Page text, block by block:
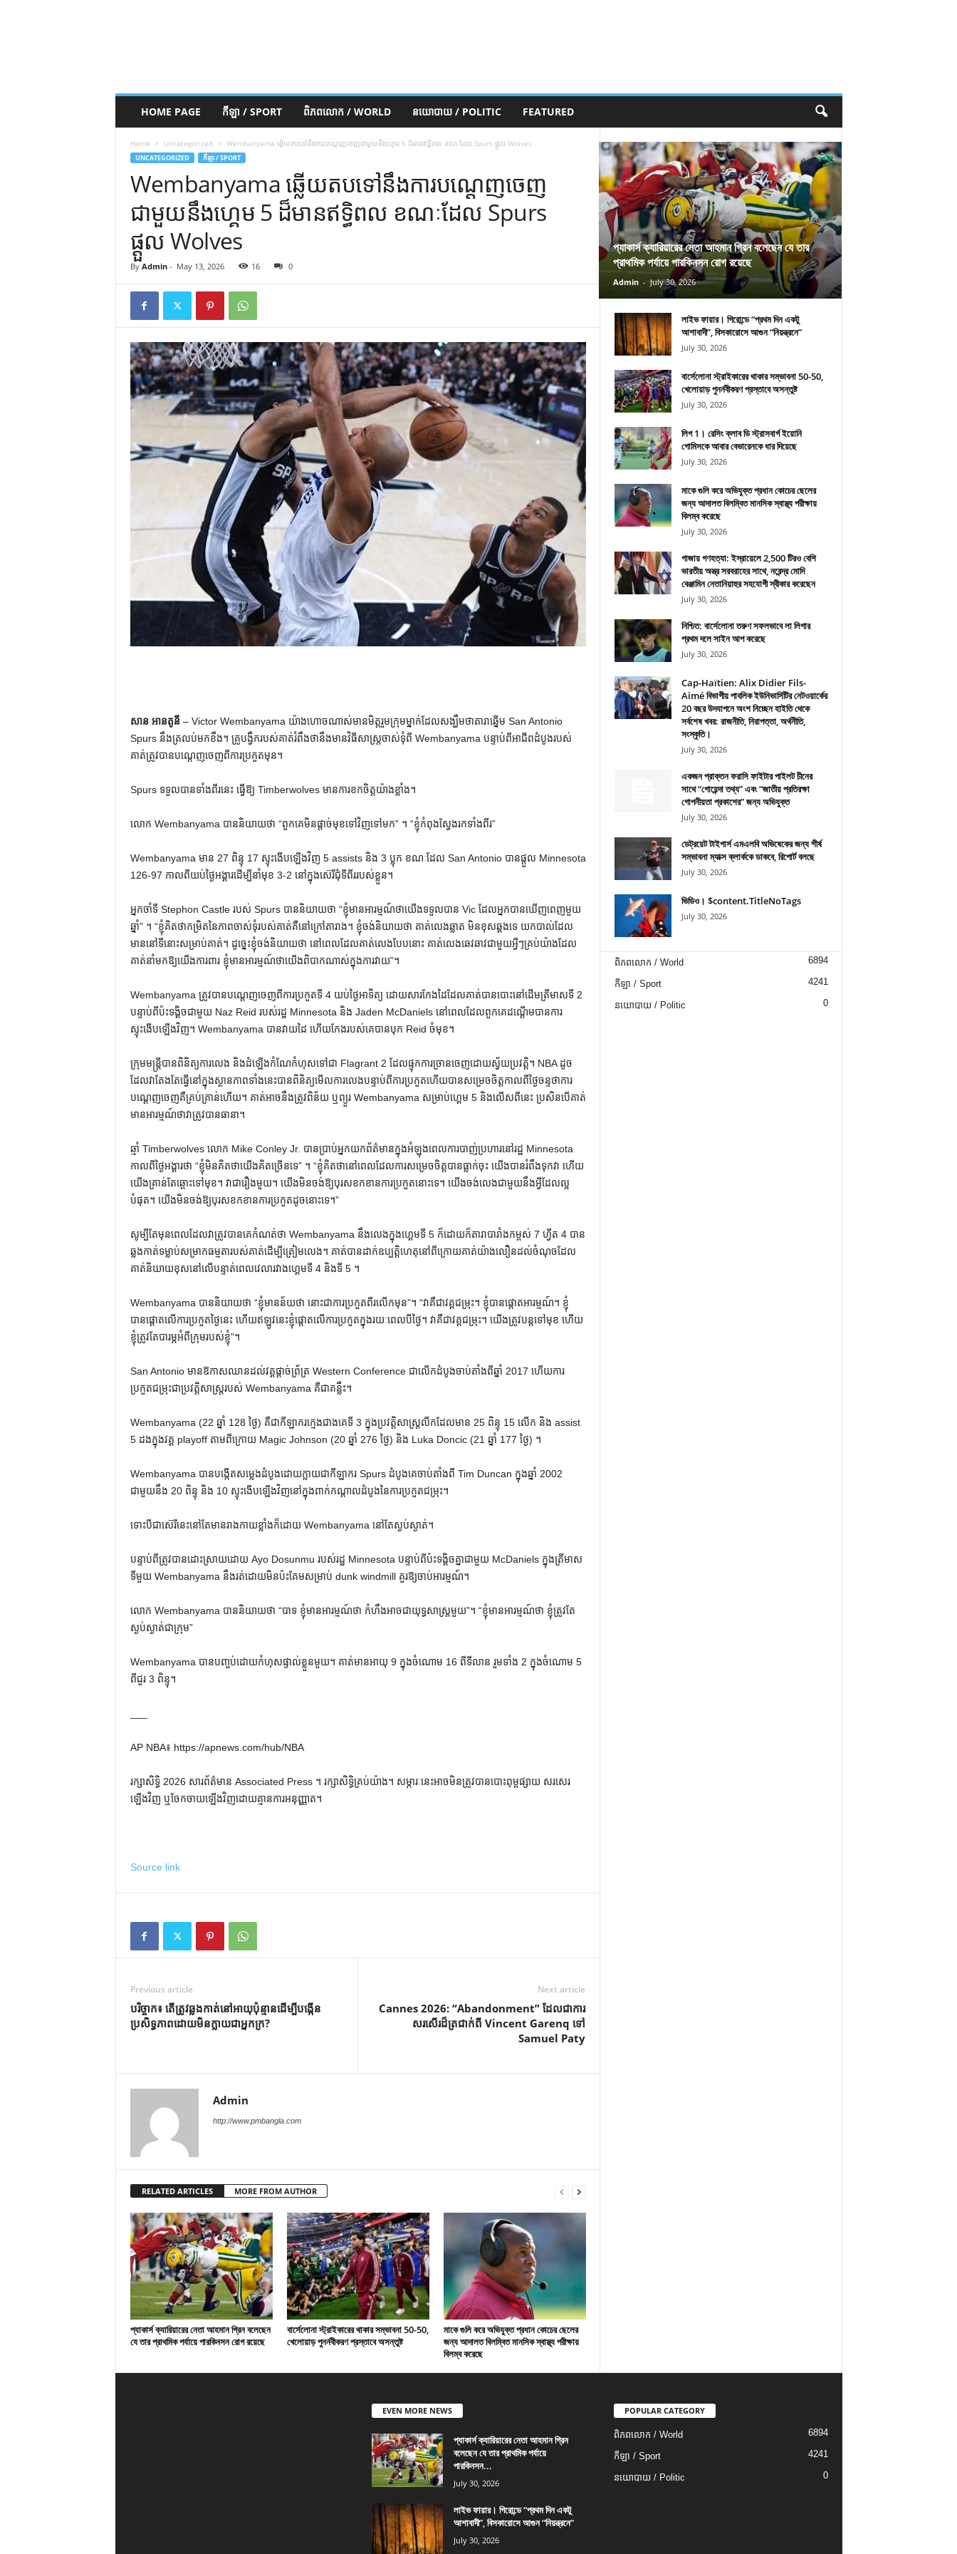
HOME PAGE កីឡា / SPORT ពិភពលោក / WORLD នយោបាយ / POLITIC FEATURED
Home Uncategorized Wembanyama ឆ្លើយតបទៅនឹងការបណ្តេញចេញជាមួយនឹងហ្គេម 5 ដ៏មានឥទ្ធិពល ខណៈដែល Spurs ផ្តួល Wolves
UNCATEGORIZED កីឡា / SPORT
Wembanyama ឆ្លើយតបទៅនឹងការបណ្តេញចេញ
ជាមួយនឹងហ្គេម 5 ដ៏មានឥទ្ធិពល ខណៈដែល Spurs
ផ្តួល Wolves
By Admin- May 13, 2026 16 0
សាន អានតូនី– Victor Wembanyama យ៉ាងហោចណាស់មានមិត្តរួមក្រុមម្នាក់ដែលសង្ឃឹមថាតារាឆ្នើម San Antonio
Spurs នឹងត្រលប់មកខឹង។ គ្រូបង្វឹករបស់គាត់រំពឹងថានឹងមានវិធីសាស្រ្តចាស់ទុំពី Wembanyama បន្ទាប់ពីអាជីពដំបូងរបស់
គាត់ត្រូវបានបណ្តេញចេញពីការប្រកួតមុន។
Spurs ទទួលបានទាំងពីរនេះ ធ្វើឱ្យ Timberwolves មានការខកចិត្តយ៉ាងខ្លាំង។
លោក Wembanyama បាននិយាយថា “ពួកគេមិនផ្តាច់មុខទៅវិញទៅមក” ។ “ខ្ញុំកំពុងស្វែងរកទាំងពីរ”
Wembanyama មាន 27 ពិន្ទុ 17 ស្ទុះងើបឡើងវិញ 5 assists និង 3 ប្លុក ខណៈដែល San Antonio បានផ្តួល Minnesota
126-97 កាលពីយប់ថ្ងៃអង្គារដើម្បីនាំមុខ 3-2 នៅក្នុងស៊េរីជុំទីពីររបស់ខ្លួន។
អ្នកចាំទី Stephon Castle របស់ Spurs បាននិយាយថា “ខ្ញុំមានអារម្មណ៍ថាយើងទទួលបាន Vic ដែលអ្នកបានឃើញពេញមួយ
ឆ្នាំ” ។ “ខ្ញុំគិតថាកម្រិតនៃភាពចាស់ទុំរបស់គាត់គឺនៅក្រៅតារាង។ ខ្ញុំចង់និយាយថា គាត់លេងឆ្លាត មិនខុសឆ្គងទេ យកបាល់ដែល
មាននៅទីនោះសម្រាប់គាត់។ ដូច្នេះខ្ញុំចង់និយាយថា នៅពេលដែលគាត់លេងបែបនោះ គាត់លេងឆេវឆាវជាមួយអ្វីៗគ្រប់យ៉ាងដែល
គាត់នាំមកឱ្យយើងការពារ ខ្ញុំមានអារម្មណ៍ថាយើងពិបាកណាស់ក្នុងការវាយ”។
Wembanyama ត្រូវបានបណ្តេញចេញពីការប្រកួតទី 4 យប់ថ្ងៃអាទិត្យ ដោយសារកែងដៃដែលគាត់បានបោះនៅដើមត្រីមាសទី 2
បន្ទាប់ពីប៉ះទង្គិចជាមួយ Naz Reid របស់រដ្ឋ Minnesota និង Jaden McDaniels នៅពេលដែលពួកគេដណ្តើមបានការ
ស្ទុះងើបឡើងវិញ។ Wembanyama បាន​វាយ​ដៃ ហើយ​កែង​របស់​គេ​បាន​បុក Reid ចំមុខ។
ក្រុមមន្ត្រីបានពិនិត្យការលេង និងដំឡើងកំណែកំហុសទៅជា Flagrant 2 ដែលផ្ទុកការច្រានចេញដោយស្វ័យប្រវត្តិ។ NBA ដូច
ដែលវាតែងតែធ្វើនៅក្នុងស្ថានភាពទាំងនេះបានពិនិត្យមើលការលេងបន្ទាប់ពីការប្រកួតហើយបានសម្រេចចិត្តកាលពីថ្ងៃចន្ទថាការ
បណ្តេញចេញគឺគ្រប់គ្រាន់ហើយ។ គាត់អាចនឹងត្រូវពិន័យ ឬព្យួរ Wembanyama សម្រាប់ហ្គេម 5 និងលើសពីនេះ ប្រសិនបើគាត់
មានអារម្មណ៍ថាវាត្រូវបានធានា។
ឆ្មាំ Timberwolves លោក Mike Conley Jr. បានប្រាប់អ្នកយកព័ត៌មានក្នុងអំឡុងពេលការបាញ់ប្រហារនៅរដ្ឋ Minnesota
កាលពីថ្ងៃអង្គារថា “ខ្ញុំមិនគិតថាយើងគិតច្រើនទេ” ។ “ខ្ញុំគិតថានៅពេលដែលការសម្រេចចិត្តបានធ្លាក់ចុះ យើងបានរំពឹងទុកវា ហើយ
យើងគ្រាន់តែឆ្ពោះទៅមុខ។ វាជារឿងមួយ។ យើងមិនចង់ឱ្យបុរសខកខានការប្រកួតនោះទេ។ យើងចង់លេងជាមួយនឹងអ្វីដែលល្អ
បំផុត។ យើងមិនចង់ឱ្យបុរសខកខានការប្រកួតដូចនោះទេ។”
សូម្បីតែមុនពេលដែលវាត្រូវបានគេកំណត់ថា Wembanyama នឹងលេងក្នុងហ្គេមទី 5 ក៏ដោយក៏តារាបារាំងកម្ពស់ 7 ហ្វីត 4 បាន
ឆ្លងកាត់ទម្លាប់សម្រាកធម្មតារបស់គាត់ដើម្បីត្រៀមលេង។ គាត់​បាន​ដាក់​ឧប្បត្តិហេតុ​នៅ​ពី​ក្រោយ​គាត់​យ៉ាង​លឿន​ដល់​ចំណុច​ដែល​
គាត់​និយាយ​ខុស​នៅ​លើ​បន្ទាត់​ពេលវេលា​រវាង​ហ្គេម​ទី 4 និង​ទី 5 ។
Wembanyama បាននិយាយថា “ខ្ញុំមានន័យថា នោះជាការប្រកួតពីរលើកមុន”។ “វាគឺជាវគ្គជម្រុះ។ ខ្ញុំបានផ្តោតអារម្មណ៍។ ខ្ញុំ
បានផ្តោតលើការប្រកួតថ្ងៃនេះ ហើយឥឡូវនេះខ្ញុំផ្តោតលើការប្រកួតក្នុងរយៈពេលបីថ្ងៃ។ វាគឺជាវគ្គជម្រុះ។ យើងត្រូវបន្តទៅមុខ ហើយ
ខ្ញុំត្រូវតែបារម្ភអំពីក្រុមរបស់ខ្ញុំ”។
San Antonio មានឱកាសឈានដល់វគ្គផ្តាច់ព្រ័ត្រ Western Conference ជាលើកដំបូងចាប់តាំងពីឆ្នាំ 2017 ហើយការ
ប្រកួតជម្រុះជាប្រវត្តិសាស្ត្ររបស់ Wembanyama គឺជាគន្លឹះ។
Wembanyama (22 ឆ្នាំ 128 ថ្ងៃ) គឺជាកីឡាករក្មេងជាងគេទី 3 ក្នុងប្រវត្តិសាស្ត្រលីកដែលមាន 25 ពិន្ទុ 15 លើក និង assist
5 ដងក្នុងវគ្គ playoff តាមពីក្រោយ Magic Johnson (20 ឆ្នាំ 276 ថ្ងៃ) និង Luka Doncic (21 ឆ្នាំ 177 ថ្ងៃ) ។
Wembanyama បានបង្កើតសម្លេងដំបូងដោយក្លាយជាកីឡាករ Spurs ដំបូងគេចាប់តាំងពី Tim Duncan ក្នុងឆ្នាំ 2002
ជាមួយនឹង 20 ពិន្ទុ និង 10 ស្ទុះងើបឡើងវិញនៅក្នុងពាក់កណ្តាលដំបូងនៃការប្រកួតជម្រុះ។
ទោះបីជាស៊េរីនេះនៅតែមានរាងកាយខ្លាំងក៏ដោយ Wembanyama នៅតែស្ងប់ស្ងាត់។
បន្ទាប់ពីត្រូវបានដោះស្រាយដោយ Ayo Dosunmu របស់រដ្ឋ Minnesota បន្ទាប់ពីប៉ះទង្គិចគ្នាជាមួយ McDaniels ក្នុងត្រីមាស
ទីមួយ Wembanyama នឹងរត់ដោយមិនប៉ះគែមសម្រាប់ dunk windmill គួរឱ្យចាប់អារម្មណ៍។
លោក Wembanyama បាននិយាយថា “បាទ ខ្ញុំមានអារម្មណ៍ថា កំហឹងអាចជាយុទ្ធសាស្ត្រមួយ”។ “ខ្ញុំមានអារម្មណ៍ថា ខ្ញុំត្រូវតែ
ស្ងប់ស្ងាត់ជាក្រុម”
Wembanyama បានបញ្ចប់ដោយកំហុសផ្ទាល់ខ្លួនមួយ។ គាត់មានអាយុ 9 ក្នុងចំណោម 16 ពីទីលាន រួមទាំង 2 ក្នុងចំណោម 5
ពីជួរ 3 ពិន្ទុ។
AP NBA៖ https://apnews.com/hub/NBA
រក្សាសិទ្ធិ 2026 សារព័ត៌មាន Associated Press ។ រក្សាសិទ្ធិគ្រប់យ៉ាង។ សម្ភារៈនេះអាចមិនត្រូវបានបោះពុម្ពផ្សាយ សរសេរ
ឡើងវិញ ឬចែកចាយឡើងវិញដោយគ្មានការអនុញ្ញាត។
Source link
Previous article
បរិច្ចាក៖ តើ​ត្រូវ​ឆ្លង​កាត់​នៅ​អាយុ​ប៉ុន្មាន​ដើម្បី​បង្កើន​
ប្រសិទ្ធភាព​ដោយ​មិន​ក្លាយ​ជា​អ្នក​ក្រ?
Next article
Cannes 2026: “Abandonment” ដែលជាការ
សរសើរដ៏ត្រជាក់ពី Vincent Garenq ទៅ
Samuel Paty
Admin
http://www.pmbangla.com
RELATED ARTICLES MORE FROM AUTHOR
প্যাকার্স ক্যারিয়ারের নেতা আহমান গ্রিন বলেছেন
যে তার প্রাথমিক পর্যায়ে পারকিনসন রোগ রয়েছে
বার্সেলোনা স্ট্রাইকারের থাকার সম্ভাবনা 50-50,
খেলোয়াড় পুনর্নবীকরণ প্রস্তাবে অসন্তুষ্ট
মাকে গুলি করে অভিযুক্ত প্রধান কোচের ছেলের
জন্য আদালত বিলম্বিত মানসিক স্বাস্থ্য পরীক্ষায়
বিলম্ব করেছে
প্যাকার্স ক্যারিয়ারের নেতা আহমান গ্রিন বলেছেন যে তার
প্রাথমিক পর্যায়ে পারকিনসন রোগ রয়েছে
Admin - July 30, 2026
লাইভ ফায়ার। গিরোন্ডে “প্রথম দিন একটু
আশাবাদী”, বিসকারোসে আগুন “নিয়ন্ত্রনে”
July 30, 2026
বার্সেলোনা স্ট্রাইকারের থাকার সম্ভাবনা 50-50,
খেলোয়াড় পুনর্নবীকরণ প্রস্তাবে অসন্তুষ্ট
July 30, 2026
লিগ 1। রেসিং ক্লাব ডি স্ট্রাসবার্গ ইয়োনি
গোমিসকে আবার বেভারেনকে ধার দিয়েছে
July 30, 2026
মাকে গুলি করে অভিযুক্ত প্রধান কোচের ছেলের
জন্য আদালত বিলম্বিত মানসিক স্বাস্থ্য পরীক্ষায়
বিলম্ব করেছে
July 30, 2026
গাজায় গণহত্যা: ইস্রায়েলে 2,500 টিরও বেশি
ভারতীয় অস্ত্র সরবরাহের সাথে, নরেন্দ্র মোদি
বেঞ্জামিন নেতানিয়াহুর সহযোগী স্বীকার করেছেন
July 30, 2026
নিশ্চিত: বার্সেলোনা তরুণ সফলভাবে লা লিগার
প্রথম দলে সাইন আপ করেছে
July 30, 2026
Cap-Haïtien: Alix Didier Fils-
Aimé বিভাগীয় পাবলিক ইউনিভার্সিটির নেটওয়ার্কের
20 বছর উদযাপনে অংশ নিচ্ছেন হাইতি থেকে
সর্বশেষ খবর: রাজনীতি, নিরাপত্তা, অর্থনীতি,
সংস্কৃতি।
July 30, 2026
একজন প্রাক্তন ফরাসি ফাইটার পাইলট চীনের
সাথে “গোয়েন্দা তথ্য” এবং “জাতীয় প্রতিরক্ষা
গোপনীয়তা প্রকাশের” জন্য অভিযুক্ত
July 30, 2026
ডেট্রয়েট টাইগার্স এমএলবি অভিষেকের জন্য শীর্ষ
সম্ভাবনা ম্যাক্স ক্লার্ককে ডাকবে, রিপোর্ট বলছে
July 30, 2026
ভিডিও। $content.TitleNoTags
July 30, 2026
ពិភពលោក / World 6894
កីឡា / Sport 4241
នយោបាយ / Politic 0
EVEN MORE NEWS
প্যাকার্স ক্যারিয়ারের নেতা আহমান গ্রিন
বলেছেন যে তার প্রাথমিক পর্যায়ে
পারকিনসন...
July 30, 2026
লাইভ ফায়ার। গিরোন্ডে “প্রথম দিন একটু
আশাবাদী”, বিসকারোসে আগুন “নিয়ন্ত্রনে”
July 30, 2026
POPULAR CATEGORY
ពិភពលោក / World 6894
កីឡា / Sport 4241
នយោបាយ / Politic 0